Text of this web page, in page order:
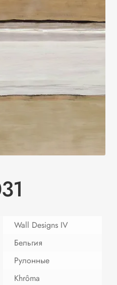
Wall Designs IV
Бельгия
Рулонные
Khrôma